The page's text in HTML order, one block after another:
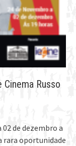
Russo
de dezembro a
rara oportunidade